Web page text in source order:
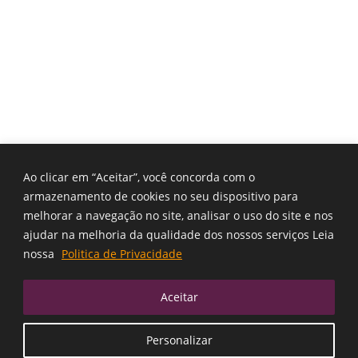
Ao clicar em “Aceitar”, você concorda com o
armazenamento de cookies no seu dispositivo para
melhorar a navegação no site, analisar o uso do site e nos
ajudar na melhoria da qualidade dos nossos serviços Leia
nossa Politica de Privacidade
Personalizar
Aceitar